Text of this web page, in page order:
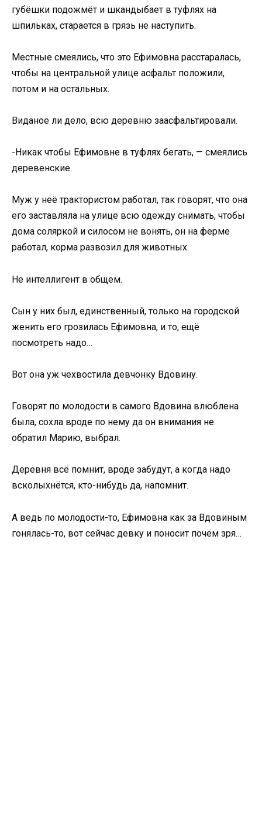
губёшки подожмёт и шкандыбает в туфлях на
шпильках, старается в грязь не наступить.
Местные смеялись, что это Ефимовна расстаралась,
чтобы на центральной улице асфальт положили,
потом и на остальных.
Виданое ли дело, всю деревню заасфальтировали.
-Никак чтобы Ефимовне в туфлях бегать, — смеялись
деревенские.
Муж у неё трактористом работал, так говорят, что она
его заставляла на улице всю одежду снимать, чтобы
дома соляркой и силосом не вонять, он на ферме
работал, корма развозил для животных.
Не интеллигент в общем.
Сын у них был, единственный, только на городской
женить его грозилась Ефимовна, и то, ещё
посмотреть надо…
Вот она уж чехвостила девчонку Вдовину.
Говорят по молодости в самого Вдовина влюблена
была, сохла вроде по нему да он внимания не
обратил Марию, выбрал.
Деревня всё помнит, вроде забудут, а когда надо
всколыхнётся, кто-нибудь да, напомнит.
А ведь по молодости-то, Ефимовна как за Вдовиным
гонялась-то, вот сейчас девку и поносит почём зря…